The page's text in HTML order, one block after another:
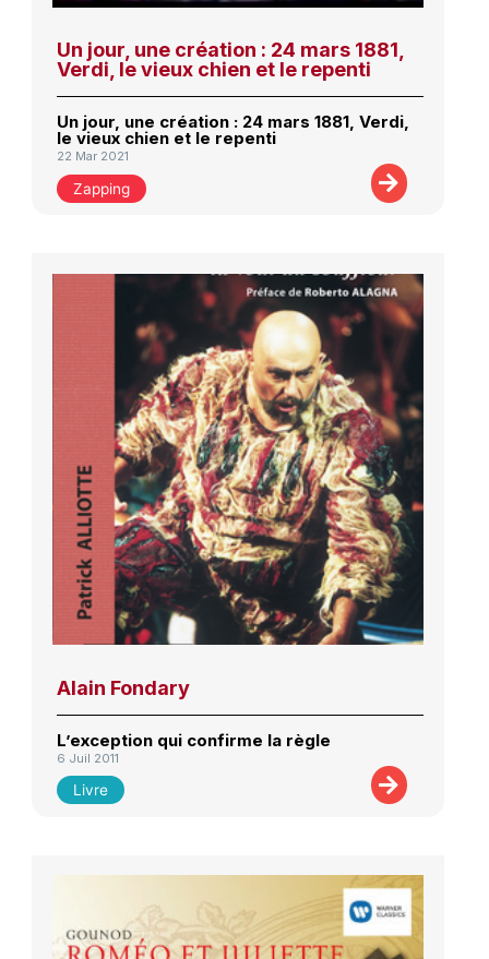
Un jour, une création : 24 mars 1881,
Verdi, le vieux chien et le repenti
Un jour, une création : 24 mars 1881, Verdi,
le vieux chien et le repenti
22 Mar 2021
Zapping
Alain Fondary
L’exception qui confirme la règle
6 Juil 2011
Livre